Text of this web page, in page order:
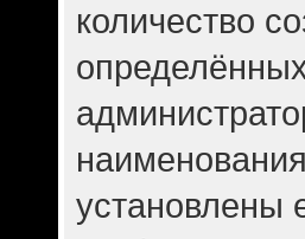
количество
установлены